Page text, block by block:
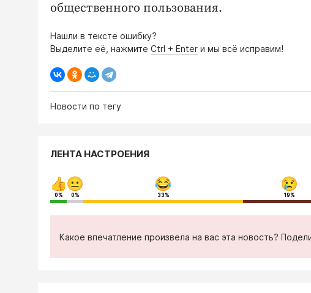
общественного пользования.
Нашли в тексте ошибку?
Выделите её, нажмите Ctrl + Enter и мы всё исправим!
Новости по тегу
ЛЕНТА НАСТРОЕНИЯ
0% 0% 33% 19%
Какое впечатление произвела на вас эта новость?